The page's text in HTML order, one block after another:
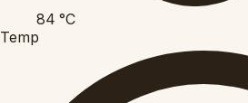
84°C
Temp